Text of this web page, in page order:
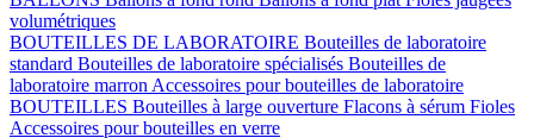
volumétriques
BOUTEILLES DE LABORATOIRE Bouteilles de laboratoire
standard Bouteilles de laboratoire spécialisés Bouteilles de
laboratoire marron Accessoires pour bouteilles de laboratoire
BOUTEILLES Bouteilles à large ouverture Flacons à sérum Fioles
Accessoires pour bouteilles en verre